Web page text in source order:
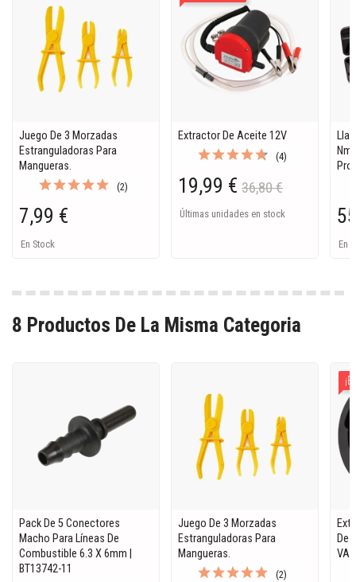
Juego De 3 Morzadas
Estranguladoras Para
Mangueras.
(2)
7,99 €
En Stock
Extractor De Aceite 12V
(4)
19,99 € 36,80 €
Últimas unidades en stock
En
8 Productos De La Misma Categoria
Pack De 5 Conectores
Macho Para Líneas De
Combustible 6.3 X 6mm |
BT13742-11
Juego De 3 Morzadas
Estranguladoras Para
Mangueras.
(2)
De
VAG